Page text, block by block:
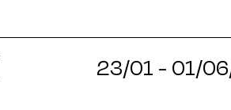
23/01 - 01/